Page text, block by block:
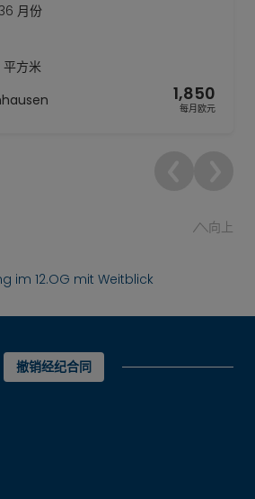
月份
方米
1,850
每月欧元
im 12.OG mit Weitblick
向上
撤销经纪合同